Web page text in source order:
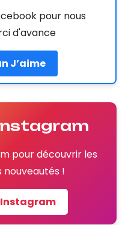
pour nous
d'avance
J’aime
pour découvrir les
nouveautés !
Instagram